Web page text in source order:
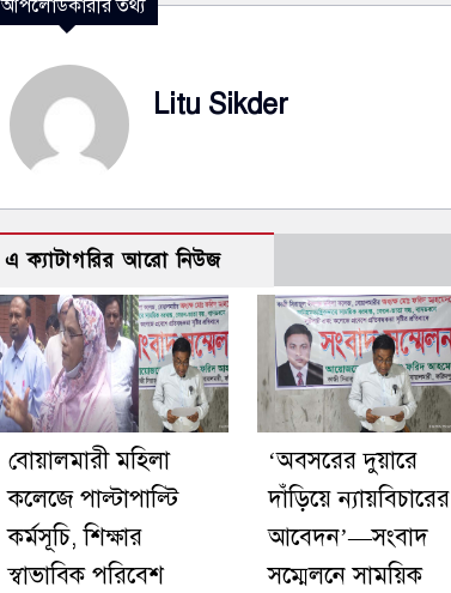
আপলোডকারীর তথ্য
Litu Sikder
এ ক্যাটাগরির আরো নিউজ
বোয়ালমারী মহিলা
কলেজে পাল্টাপাল্টি
কর্মসূচি, শিক্ষার
স্বাভাবিক পরিবেশ
‘অবসরের দুয়ারে
দাঁড়িয়ে ন্যায়বিচারের
আবেদন’—সংবাদ
সম্মেলনে সাময়িক